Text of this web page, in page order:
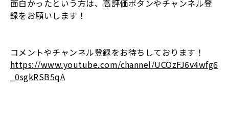
面白かったという方は、高評価ボタンやチャンネル登
録をお願いします！
コメントやチャンネル登録をお待ちしております！
https://www.youtube.com/channel/UCOzFJ6v4wfg6
_0sgkRSB5qA